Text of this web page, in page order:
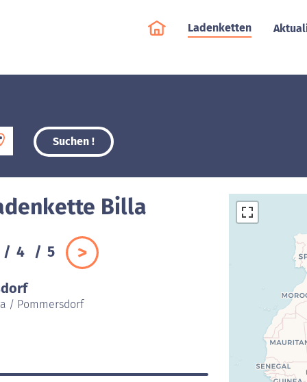
Ladenketten
Suchen !
Billa
4 5
/ Pommersdorf